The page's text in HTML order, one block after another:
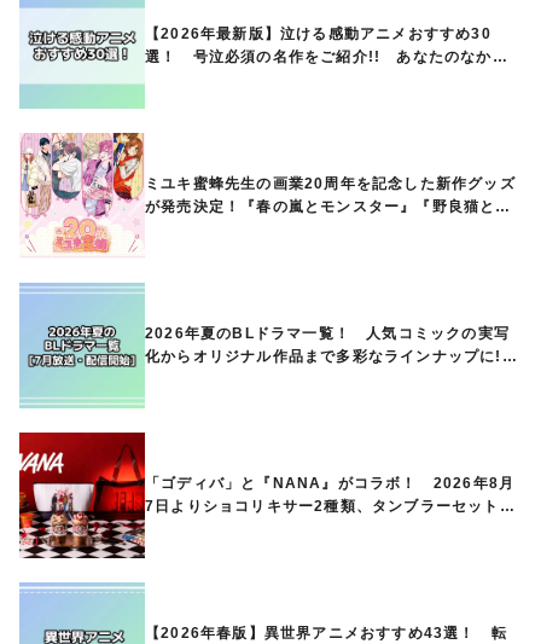
【2026年最新版】泣ける感動アニメおすすめ30
選！ 号泣必須の名作をご紹介!! あなたのなかの
ミユキ蜜蜂先生の画業20周年を記念した新作グッズ
が発売決定！『春の嵐とモンスター』『野良猫と
2026年夏のBLドラマ一覧！ 人気コミックの実写
化からオリジナル作品まで多彩なラインナップに!!
「ゴディバ」と『NANA』がコラボ！ 2026年8月
7日よりショコリキサー2種類、タンブラーセットな
【2026年春版】異世界アニメおすすめ43選！ 転